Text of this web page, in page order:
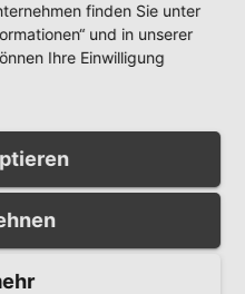
finden Sie unter
und in unserer
Ihre Einwilligung